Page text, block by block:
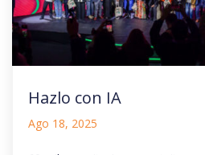
Hazlo con IA
Ago 18, 2025